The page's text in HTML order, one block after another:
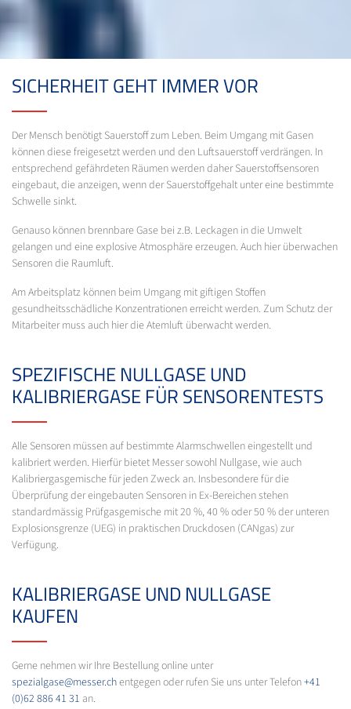
SICHERHEIT GEHT IMMER VOR
Der Mensch benötigt Sauerstoff zum Leben. Beim Umgang mit Gasen
können diese freigesetzt werden und den Luftsauerstoff verdrängen. In
entsprechend gefährdeten Räumen werden daher Sauerstoffsensoren
eingebaut, die anzeigen, wenn der Sauerstoffgehalt unter eine bestimmte
Schwelle sinkt.
Genauso können brennbare Gase bei z.B. Leckagen in die Umwelt
gelangen und eine explosive Atmosphäre erzeugen. Auch hier überwachen
Sensoren die Raumluft.
Am Arbeitsplatz können beim Umgang mit giftigen Stoffen
gesundheitsschädliche Konzentrationen erreicht werden. Zum Schutz der
Mitarbeiter muss auch hier die Atemluft überwacht werden.
SPEZIFISCHE NULLGASE UND
KALIBRIERGASE FÜR SENSORENTESTS
Alle Sensoren müssen auf bestimmte Alarmschwellen eingestellt und
kalibriert werden. Hierfür bietet Messer sowohl Nullgase, wie auch
Kalibriergasgemische für jeden Zweck an. Insbesondere für die
Überprüfung der eingebauten Sensoren in Ex-Bereichen stehen
standardmässig Prüfgasgemische mit 20 %, 40 % oder 50 % der unteren
Explosionsgrenze (UEG) in praktischen Druckdosen (CANgas) zur
Verfügung.
KALIBRIERGASE UND NULLGASE
KAUFEN
Gerne nehmen wir Ihre Bestellung online unter
spezialgase@messer.chentgegen oder rufen Sie uns unter Telefon+41
(0)62 886 41 31 an.